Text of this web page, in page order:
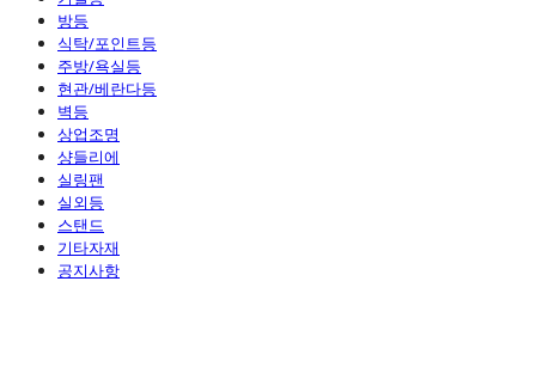
방등
식탁/포인트등
주방/욕실등
현관/베란다등
벽등
상업조명
샹들리에
실링팬
실외등
스탠드
기타자재
공지사항